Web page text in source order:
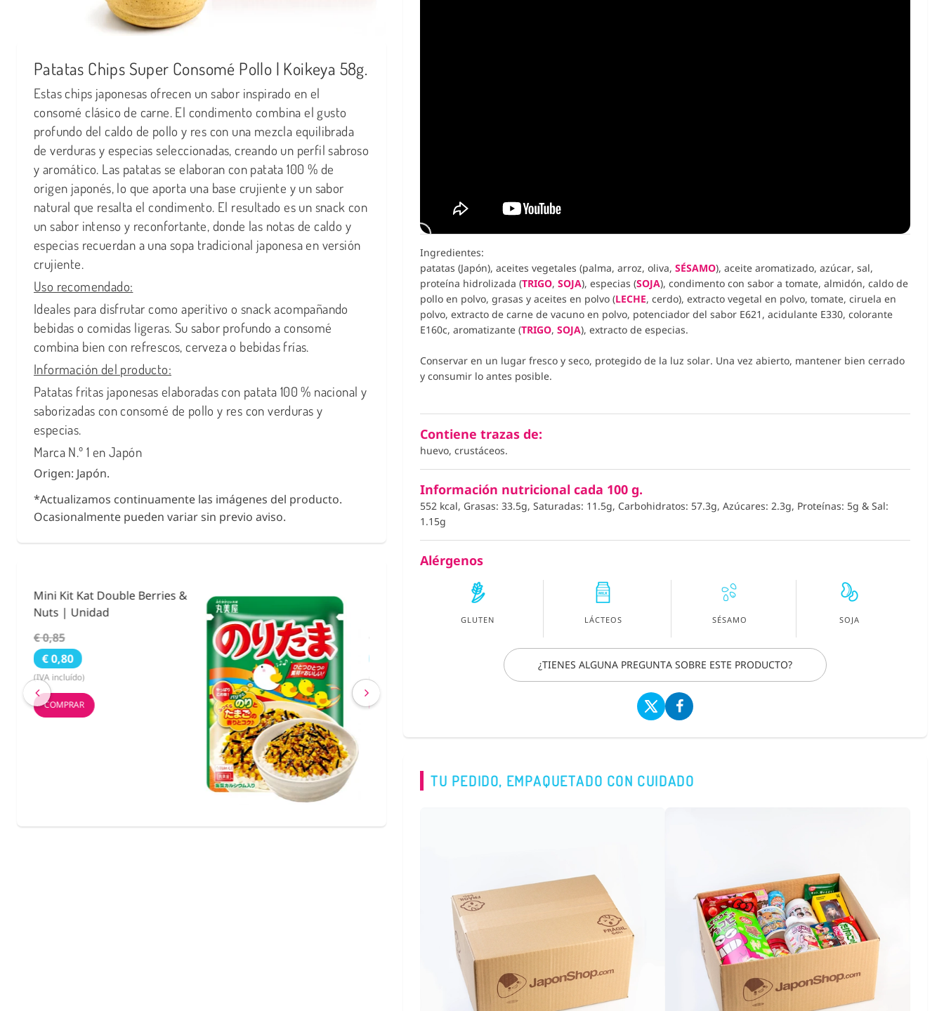
Patatas Chips Super Consomé Pollo | Koikeya 58g.
Estas chips japonesas ofrecen un sabor inspirado en el
consomé clásico de carne. El condimento combina el gusto
profundo del caldo de pollo y res con una mezcla equilibrada
de verduras y especias seleccionadas, creando un perfil sabroso
y aromático. Las patatas se elaboran con patata 100 % de
origen japonés, lo que aporta una base crujiente y un sabor
natural que resalta el condimento. El resultado es un snack con
un sabor intenso y reconfortante, donde las notas de caldo y
especias recuerdan a una sopa tradicional japonesa en versión
crujiente.
Uso recomendado:
Ideales para disfrutar como aperitivo o snack acompañando
bebidas o comidas ligeras. Su sabor profundo a consomé
combina bien con refrescos, cerveza o bebidas frías.
Información del producto:
Patatas fritas japonesas elaboradas con patata 100 % nacional y
saborizadas con consomé de pollo y res con verduras y
especias.
Marca N.º 1 en Japón
Origen: Japón.
*Actualizamos continuamente las imágenes del producto.
Ocasionalmente pueden variar sin previo aviso.
Condimento Bento Furikake
Noritama 25g.
€ 3,55
€ 2,59
(IVA incluído)
COMPRAR
Fideos de Konjac, Natural
Shirataki con Calabaza 200g.
€ 2,63
€ 2,40
COMPRAR
Ingredientes:
patatas (Japón), aceites vegetales (palma, arroz, oliva, SÉSAMO), aceite aromatizado, azúcar, sal,
proteína hidrolizada (TRIGO, SOJA), especias (SOJA), condimento con sabor a tomate, almidón, caldo de
pollo en polvo, grasas y aceites en polvo (LECHE, cerdo), extracto vegetal en polvo, tomate, ciruela en
polvo, extracto de carne de vacuno en polvo, potenciador del sabor E621, acidulante E330, colorante
E160c, aromatizante (TRIGO, SOJA), extracto de especias.
Conservar en un lugar fresco y seco, protegido de la luz solar. Una vez abierto, mantener bien cerrado
y consumir lo antes posible.
Contiene trazas de:
huevo, crustáceos.
Información nutricional cada 100 g.
552 kcal, Grasas: 33.5g, Saturadas: 11.5g, Carbohidratos: 57.3g, Azúcares: 2.3g, Proteínas: 5g & Sal:
1.15g
Alérgenos
GLUTEN LÁCTEOS SÉSAMO SOJA
¿TIENES ALGUNA PREGUNTA SOBRE ESTE PRODUCTO?
TU PEDIDO, EMPAQUETADO CON CUIDADO